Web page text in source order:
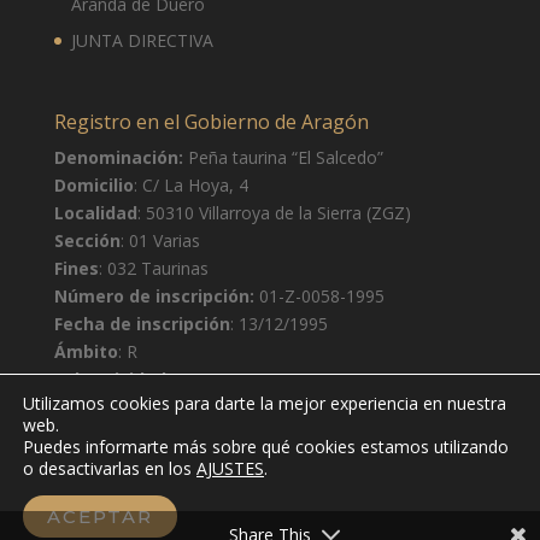
JUNTA DIRECTIVA
Registro en el Gobierno de Aragón
Denominación: Peña taurina “El Salcedo”
Domicilio: C/ La Hoya, 4
Localidad: 50310 Villarroya de la Sierra (ZGZ)
Sección: 01 Varias
Fines: 032 Taurinas
Número de inscripción: 01-Z-0058-1995
Fecha de inscripción: 13/12/1995
Ámbito: R
Subactividad: S
© Peña taurina El Salcedo 2020
Utilizamos cookies para darte la mejor experiencia en nuestra
web.
Puedes informarte más sobre qué cookies estamos utilizando
o desactivarlas en los AJUSTES.
ACEPTAR
Share This